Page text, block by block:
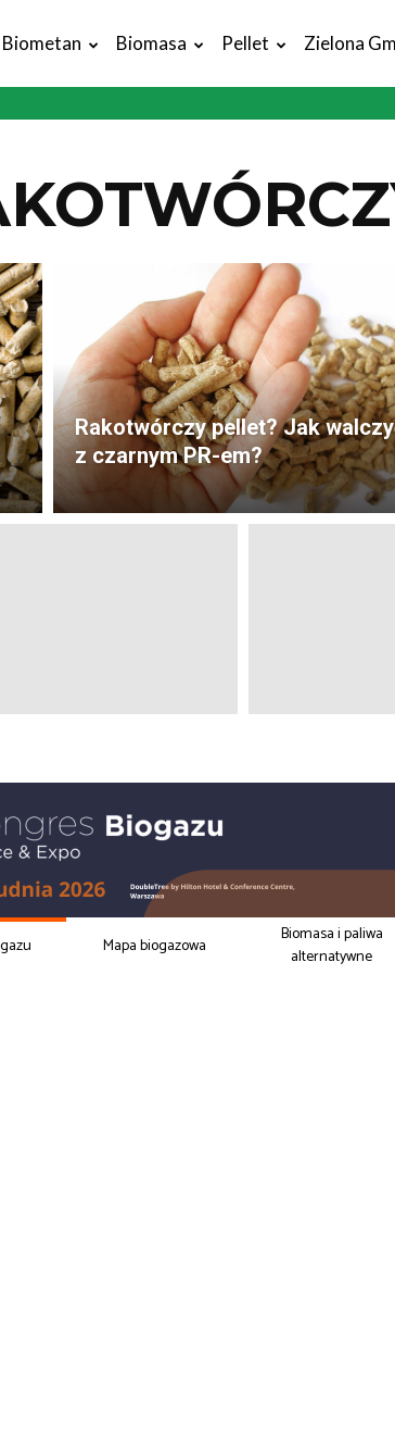
Biometan Biomasa Pellet Zielona
Rakotwórczy pellet? Jak
z czarnym PR-em?
Mapa biogazowa
Biomasa i paliwa
alternatywne